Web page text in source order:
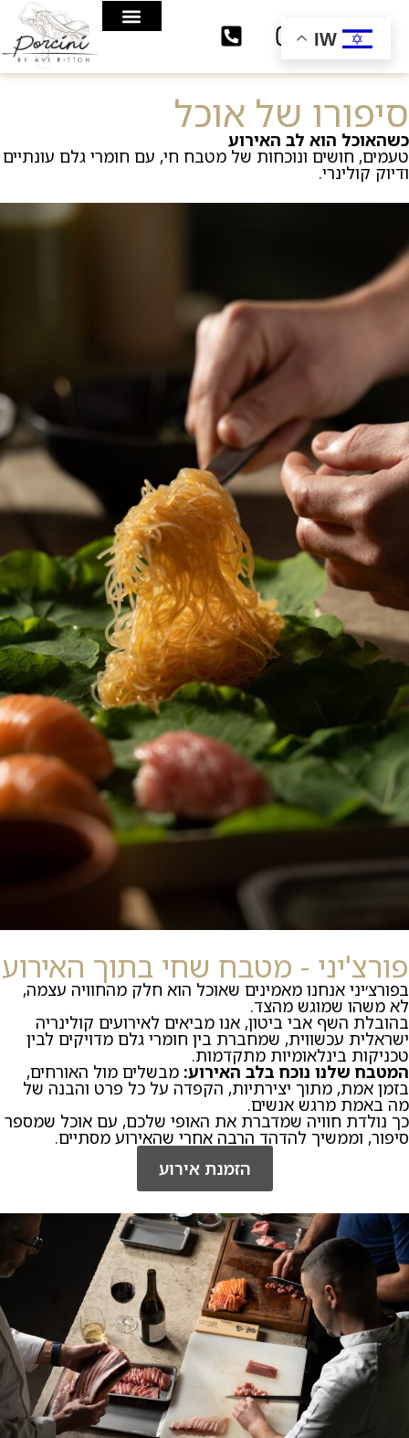
סיפורו של אוכל
כשהאוכל הוא לב האירוע
טעמים, חושים ונוכחות של מטבח חי, עם חומרי גלם עונתיים
ודיוק קולינרי.
פורצ'יני - מטבח שחי בתוך האירוע
בפורצ׳יני אנחנו מאמינים שאוכל הוא חלק מהחוויה עצמה,
לא משהו שמוגש מהצד.
בהובלת השף אבי ביטון, אנו מביאים לאירועים קולינריה
ישראלית עכשווית, שמחברת בין חומרי גלם מדויקים לבין
טכניקות בינלאומיות מתקדמות.
המטבח שלנו נוכח בלב האירוע: מבשלים מול האורחים,
בזמן אמת, מתוך יצירתיות, הקפדה על כל פרט והבנה של
מה באמת מרגש אנשים.
כך נולדת חוויה שמדברת את האופי שלכם, עם אוכל שמספר
סיפור, וממשיך להדהד הרבה אחרי שהאירוע מסתיים.
הזמנת אירוע
IW